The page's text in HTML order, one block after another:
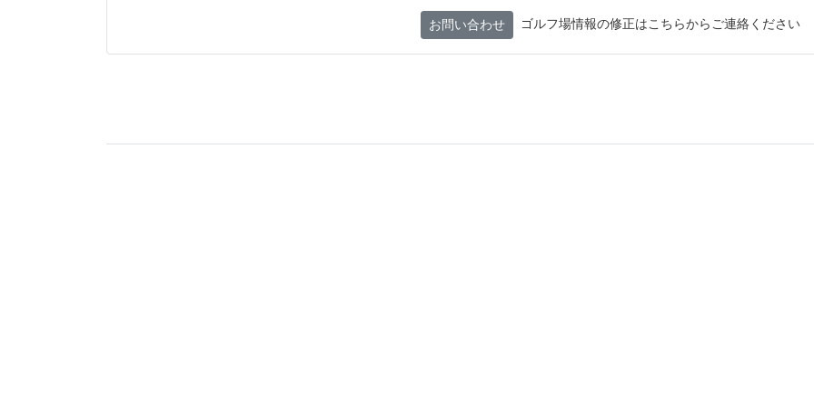
お問い合わせ ゴルフ場情報の修正はこちらからご連絡ください